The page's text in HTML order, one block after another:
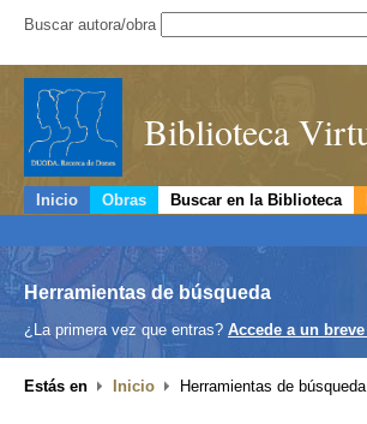
Buscar autora/obra
Biblioteca
Inicio Obras Buscar en la Biblioteca
Herramientas de búsqueda
¿La primera vez que entras? Accede a un
Estás en Inicio Herramientas de búsqueda